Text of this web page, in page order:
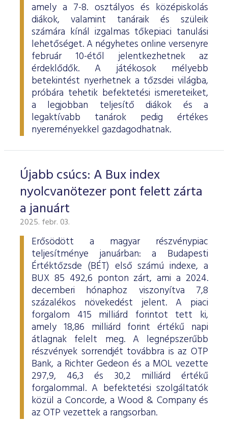
amely a 7-8. osztályos és középiskolás
diákok, valamint tanáraik és szüleik
számára kínál izgalmas tőkepiaci tanulási
lehetőséget. A négyhetes online versenyre
február 10-étől jelentkezhetnek az
érdeklődők. A játékosok mélyebb
betekintést nyerhetnek a tőzsdei világba,
próbára tehetik befektetési ismereteiket,
a legjobban teljesítő diákok és a
legaktívabb tanárok pedig értékes
nyereményekkel gazdagodhatnak.
Újabb csúcs: A Bux index
nyolcvanötezer pont felett zárta
a januárt
2025. febr. 03.
Erősödött a magyar részvénypiac
teljesítménye januárban: a Budapesti
Értéktőzsde (BÉT) első számú indexe, a
BUX 85 492,6 ponton zárt, ami a 2024.
decemberi hónaphoz viszonyítva 7,8
százalékos növekedést jelent. A piaci
forgalom 415 milliárd forintot tett ki,
amely 18,86 milliárd forint értékű napi
átlagnak felelt meg. A legnépszerűbb
részvények sorrendjét továbbra is az OTP
Bank, a Richter Gedeon és a MOL vezette
297,9, 46,3 és 30,2 milliárd értékű
forgalommal. A befektetési szolgáltatók
közül a Concorde, a Wood & Company és
az OTP vezettek a rangsorban.